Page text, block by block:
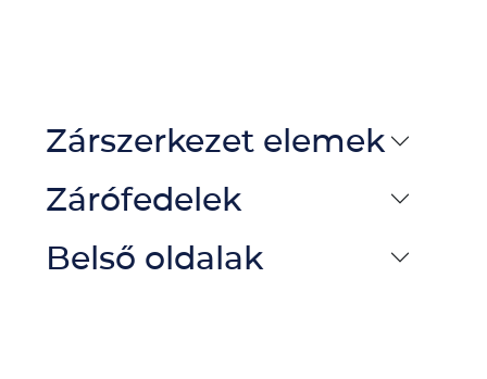
Zárszerkezet elemek
Zárófedelek
Belső oldalak